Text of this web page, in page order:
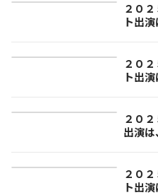
２０
ト出
２０
ト出
２０
出演は
２０
ト出